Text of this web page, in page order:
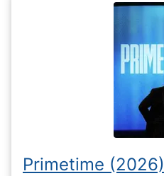
Primetime (2026)